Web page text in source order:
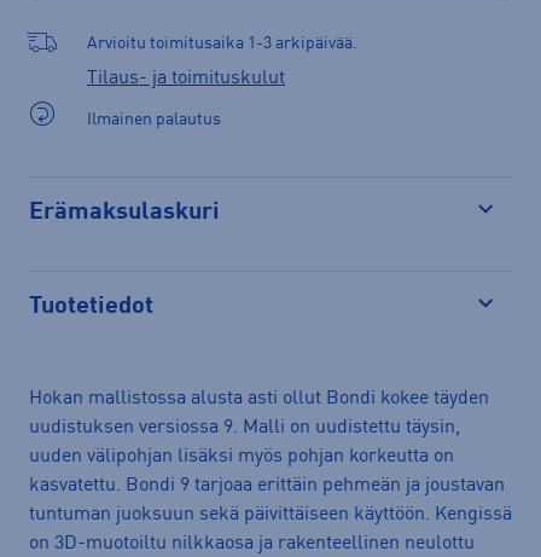
Arvioitu toimitusaika 1-3 arkipäivää.
Tilaus- ja toimituskulut
Ilmainen palautus
Erämaksulaskuri
Tuotetiedot
Hokan mallistossa alusta asti ollut Bondi kokee täyden
uudistuksen versiossa 9. Malli on uudistettu täysin,
uuden välipohjan lisäksi myös pohjan korkeutta on
kasvatettu. Bondi 9 tarjoaa erittäin pehmeän ja joustavan
tuntuman juoksuun sekä päivittäiseen käyttöön. Kengissä
on 3D-muotoiltu nilkkaosa ja rakenteellinen neulottu